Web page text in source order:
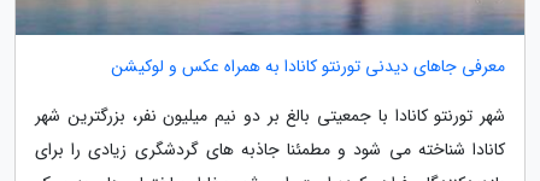
معرفی جاهای دیدنی تورنتو کانادا به همراه عکس و لوکیشن
شهر تورنتو کانادا با جمعیتی بالغ بر دو نیم میلیون نفر، بزرگترین شهر
کانادا شناخته می شود و مطمئنا جاذبه های گردشگری زیادی را برای